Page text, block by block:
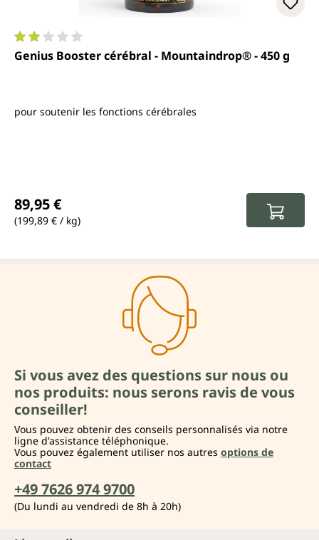
Note moyenne de 2 sur 5 étoiles
Genius Booster cérébral - Mountaindrop® - 450 g
pour soutenir les fonctions cérébrales
89,95 €
(199,89 € / kg)
Si vous avez des questions sur nous ou
nos produits: nous serons ravis de vous
conseiller!
Vous pouvez obtenir des conseils personnalisés via notre
ligne d'assistance téléphonique.
Vous pouvez également utiliser nos autres options de
contact
+49 7626 974 9700
(Du lundi au vendredi de 8h à 20h)